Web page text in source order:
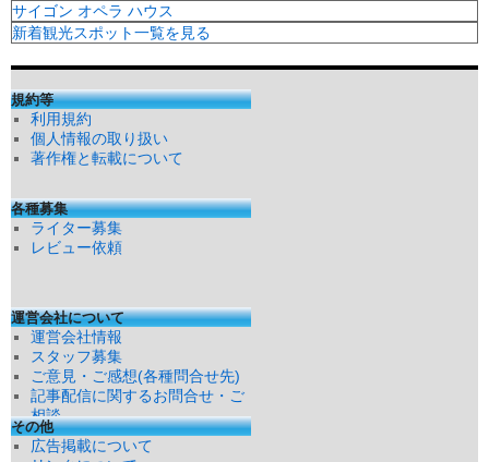
サイゴン オペラ ハウス
新着観光スポット一覧を見る
規約等
利用規約
個人情報の取り扱い
著作権と転載について
各種募集
ライター募集
レビュー依頼
運営会社について
運営会社情報
スタッフ募集
ご意見・ご感想(各種問合せ先)
記事配信に関するお問合せ・ご
相談
その他
広告掲載について